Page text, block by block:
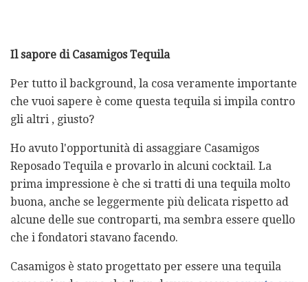
Il sapore di Casamigos Tequila
Per tutto il background, la cosa veramente importante
che vuoi sapere è come questa tequila si impila contro
gli altri , giusto?
Ho avuto l'opportunità di assaggiare Casamigos
Reposado Tequila e provarlo in alcuni cocktail. La
prima impressione è che si tratti di una tequila molto
buona, anche se leggermente più delicata rispetto ad
alcune delle sue controparti, ma sembra essere quello
che i fondatori stavano facendo.
Casamigos è stato progettato per essere una tequila